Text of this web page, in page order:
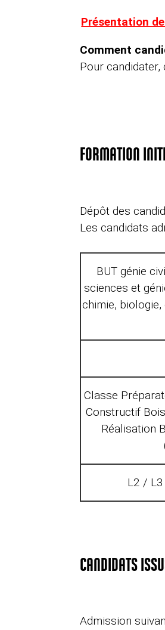
Présentation
Comment
Pour
FORMATION
Dépôt des
Les candidats
BUT génie
sciences et
chimie, biologie,
Classe
Constructif
Réalisation
L2 /
CANDIDATS
Admission